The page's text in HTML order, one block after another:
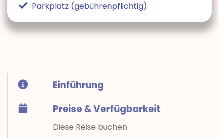
Parkplatz (gebührenpflichtig)
Einführung
Preise & Verfügbarkeit
Diese Reise buchen